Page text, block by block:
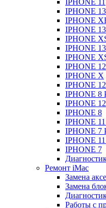
IPHONE 11
IPHONE
IPHONE
IPHONE
IPHONE
IPHONE 13
IPHONE
IPHONE
IPHONE X
IPHONE
IPHONE 8
IPHONE 12
IPHONE 8
IPHONE
IPHONE 7
IPHONE
IPHONE 7
Ремонт iMac
Замена
Замена
Работы с